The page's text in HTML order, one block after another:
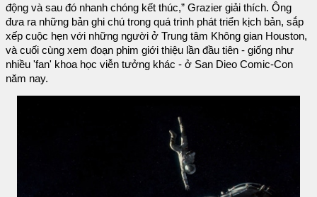
động và sau đó nhanh chóng kết thúc,” Grazier giải thích. Ông
đưa ra những bản ghi chú trong quá trình phát triển kịch bản, sắp
xếp cuộc hẹn với những người ở Trung tâm Không gian Houston,
và cuối cùng xem đoạn phim giới thiệu lần đầu tiên - giống như
nhiều 'fan' khoa học viễn tưởng khác - ở San Dieo Comic-Con
năm nay.